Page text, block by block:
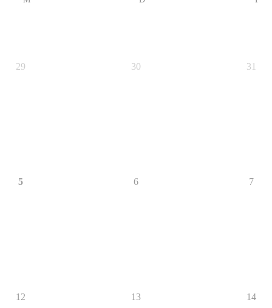
29 30 31
5 6 7
12 13 14